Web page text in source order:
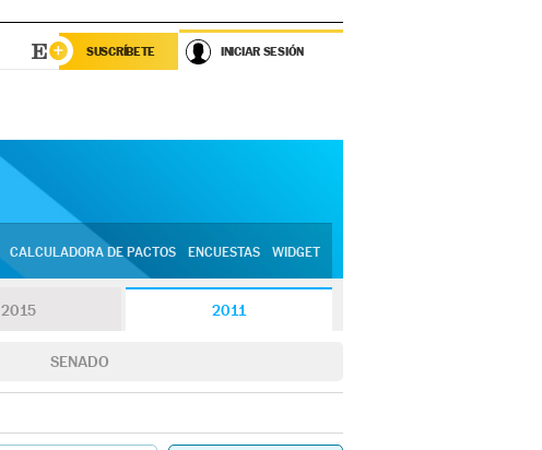
SUSCRÍBETE INICIAR SESIÓN
CALCULADORA DE PACTOS ENCUESTAS WIDGET
2015 2011
SENADO